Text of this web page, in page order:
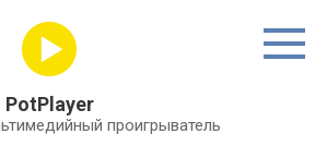
PotPlayer
проигрыватель